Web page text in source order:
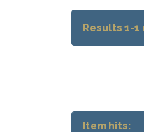
Results 1-1
Item hits: